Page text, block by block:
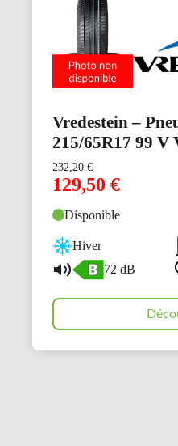
Vredestein –
215/65R17 99
232,20€
129,50 €
Disponible
Hiver
72 dB